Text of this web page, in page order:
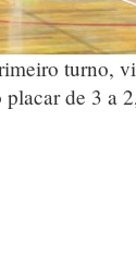
turno,
de 3 a